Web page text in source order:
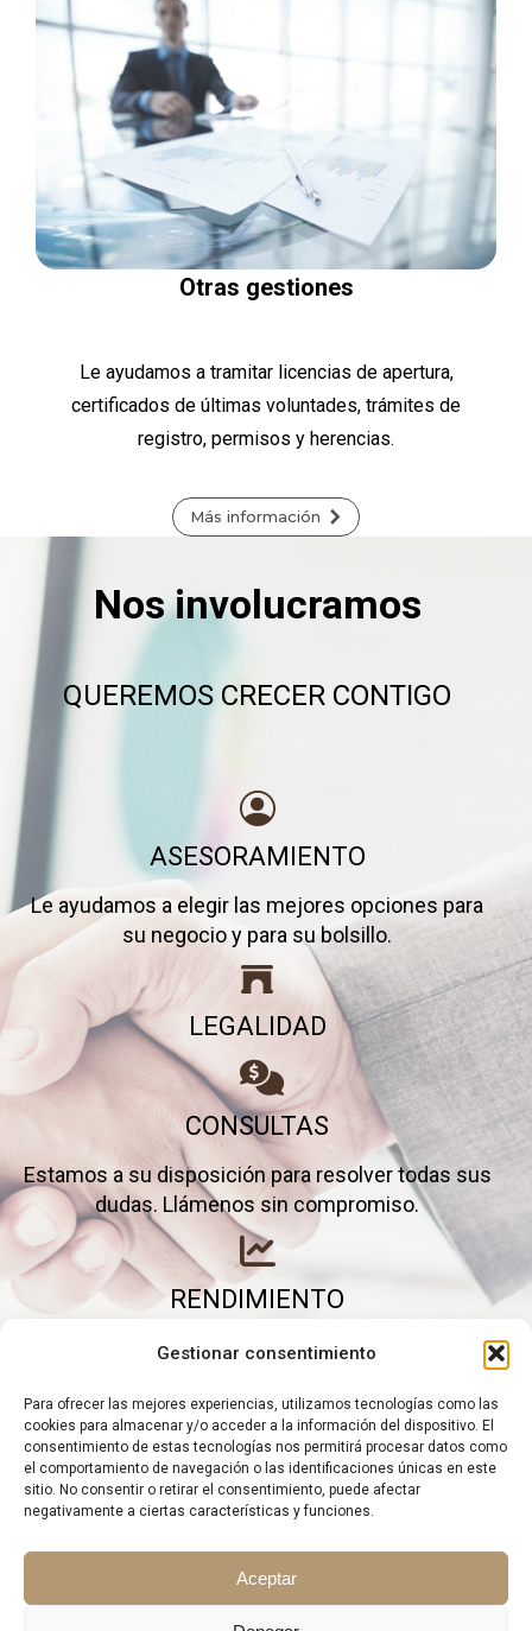
Gestionar consentimiento
Para ofrecer las mejores experiencias, utilizamos tecnologías como las
cookies para almacenar y/o acceder a la información del dispositivo. El
consentimiento de estas tecnologías nos permitirá procesar datos como
el comportamiento de navegación o las identificaciones únicas en este
sitio. No consentir o retirar el consentimiento, puede afectar
negativamente a ciertas características y funciones.
Aceptar
Otras gestiones
Le ayudamos a tramitar licencias de apertura,
certificados de últimas voluntades, trámites de
registro, permisos y herencias.
Más información
Nos involucramos
QUEREMOS CRECER CONTIGO
ASESORAMIENTO
Le ayudamos a elegir las mejores opciones para
su negocio y para su bolsillo.
LEGALIDAD
CONSULTAS
Estamos a su disposición para resolver todas sus
dudas. Llámenos sin compromiso.
RENDIMIENTO
Elimine gastos inútiles y saque el máximo partido a